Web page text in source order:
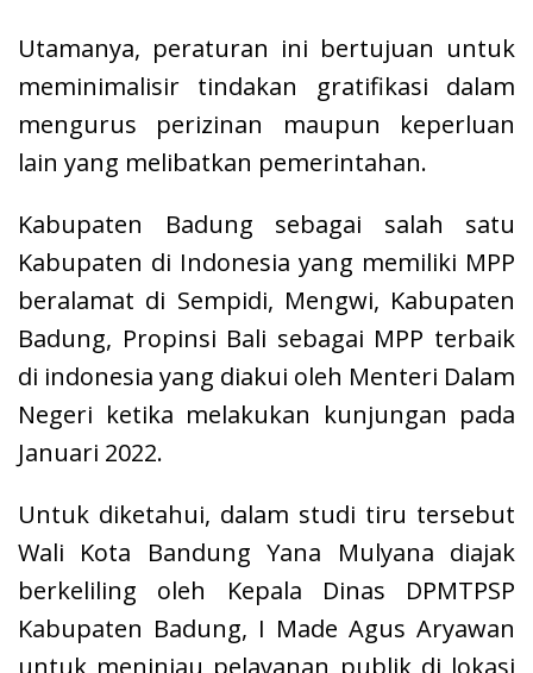
Utamanya, peraturan ini bertujuan untuk
meminimalisir tindakan gratifikasi dalam
mengurus perizinan maupun keperluan
lain yang melibatkan pemerintahan.
Kabupaten Badung sebagai salah satu
Kabupaten di Indonesia yang memiliki MPP
beralamat di Sempidi, Mengwi, Kabupaten
Badung, Propinsi Bali sebagai MPP terbaik
di indonesia yang diakui oleh Menteri Dalam
Negeri ketika melakukan kunjungan pada
Januari 2022.
Untuk diketahui, dalam studi tiru tersebut
Wali Kota Bandung Yana Mulyana diajak
berkeliling oleh Kepala Dinas DPMTPSP
Kabupaten Badung, I Made Agus Aryawan